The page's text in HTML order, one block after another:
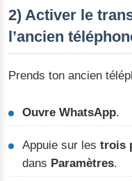
2) Activer le
l’ancien
Prends ton ancien
Ouvre WhatsApp.
Appuie sur lestrois
dans Paramètres.